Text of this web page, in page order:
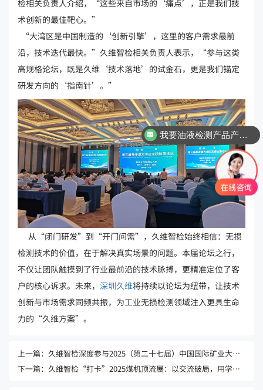
检相关负责人介绍，“这些来自市场的‘痛点’，正是我们技
术创新的最佳靶心。”
“大湾区是中国制造的‘创新引擎’，这里的客户需求最前
沿，技术迭代最快。”久维智检相关负责人表示，“参与这类
高规格论坛，既是久维‘技术落地’的试金石，更是我们锚定
研发方向的‘指南针’。”
从“闭门研发”到“开门问需”，久维智检始终相信：无损
检测技术的价值，在于解决真实场景的问题。本届论坛之行，
不仅让团队触摸到了行业最前沿的技术脉搏，更精准定位了客
户的核心诉求。未来， 深圳久维将持续以论坛为纽带，让技术
创新与市场需求同频共振，为工业无损检测领域注入更具生命
力的“久维方案”。
上一篇：久维智检深度参与2025（第二十七届）中国国际矿业大会，共探智能矿山运维新未来
下一篇：久维智检“打卡”2025煤机顶流展：以交流破局，用学习定义智检新高度
我要油液检测产品产品资料